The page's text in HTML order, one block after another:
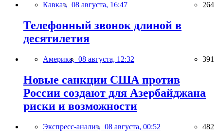
Кавказ, 08 августа, 16:47 264
Телефонный звонок длиной в
десятилетия
Америка, 08 августа, 12:32 391
Новые санкции США против
России создают для Азербайджана
риски и возможности
Экспресс-анализ, 08 августа, 00:52 482